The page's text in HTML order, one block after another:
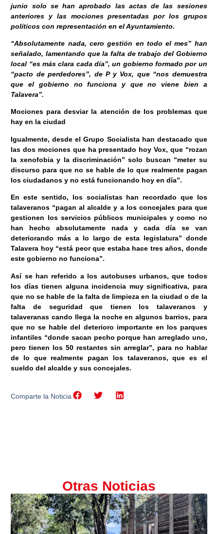
junio solo se han aprobado las actas de las sesiones
anteriores y las mociones presentadas por los grupos
políticos con representación en el Ayuntamiento.
“Absolutamente nada, cero gestión en todo el mes” han
señalado, lamentando que la falta de trabajo del Gobierno
local “es más clara cada día”, un gobierno formado por un
“pacto de perdedores”, de P y Vox, que “nos demuestra
que el gobierno no funciona y que no viene bien a
Talavera”.
Mociones para desviar la atención de los problemas que
hay en la ciudad
Igualmente, desde el Grupo Socialista han destacado que
las dos mociones que ha presentado hoy Vox, que “rozan
la xenofobia y la discriminación” solo buscan “meter su
discurso para que no se hable de lo que realmente pagan
los ciudadanos y no está funcionando hoy en día”.
En este sentido, los socialistas han recordado que los
talaveranos “pagan al alcalde y a los concejales para que
gestionen los servicios públicos municipales y como no
han hecho absolutamente nada y cada día se van
deteriorando más a lo largo de esta legislatura” donde
Talavera hoy “está peor que estaba hace tres años, donde
este gobierno no funciona”.
Así se han referido a los autobuses urbanos, que todos
los días tienen alguna incidencia muy significativa, para
que no se hable de la falta de limpieza en la ciudad o de la
falta de seguridad que tienen los talaveranos y
talaveranas cando llega la noche en algunos barrios, para
que no se hable del deterioro importante en los parques
infantiles “donde sacan pecho porque han arreglado uno,
pero tienen los 50 restantes sin arreglar”, para no hablar
de lo que realmente pagan los talaveranos, que es el
sueldo del alcalde y sus concejales.
Comparte la Noticia
Otras Noticias